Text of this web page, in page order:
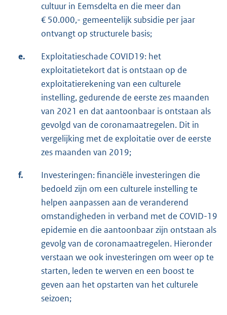
cultuur in Eemsdelta en die meer dan
€ 50.000,- gemeentelijk subsidie per jaar
ontvangt op structurele basis;
e.
Exploitatieschade COVID19: het
exploitatietekort dat is ontstaan op de
exploitatierekening van een culturele
instelling, gedurende de eerste zes maanden
van 2021 en dat aantoonbaar is ontstaan als
gevolgd van de coronamaatregelen. Dit in
vergelijking met de exploitatie over de eerste
zes maanden van 2019;
f.
Investeringen: financiële investeringen die
bedoeld zijn om een culturele instelling te
helpen aanpassen aan de veranderend
omstandigheden in verband met de COVID-19
epidemie en die aantoonbaar zijn ontstaan als
gevolg van de coronamaatregelen. Hieronder
verstaan we ook investeringen om weer op te
starten, leden te werven en een boost te
geven aan het opstarten van het culturele
seizoen;